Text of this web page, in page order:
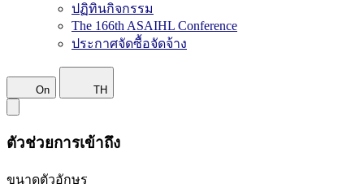
ปฏิทินกิจกรรม
The 166th ASAIHL Conference
ประกาศจัดซื้อจัดจ้าง
On TH
ตัวช่วยการเข้าถึง
ขนาดตัวอักษร